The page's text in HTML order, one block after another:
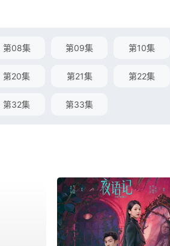
第08集 第09集 第10集
第20集 第21集 第22集
第32集 第33集